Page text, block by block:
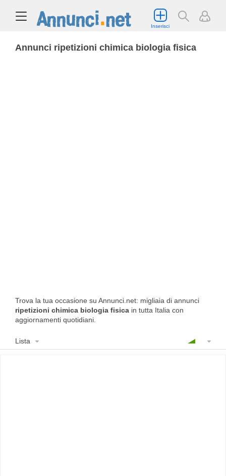
Inserisci
Annunci ripetizioni chimica biologia fisica
Trova la tua occasione su Annunci.net: migliaia di annunci
ripetizioni chimica biologia fisica in tutta Italia con
aggiornamenti quotidiani.
Lista